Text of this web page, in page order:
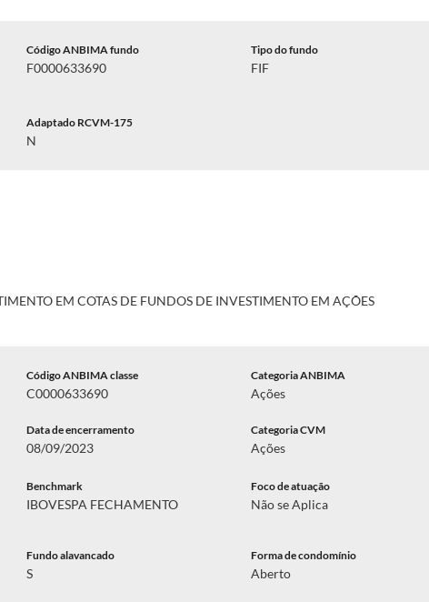
Código ANBIMA fundo
F0000633690
Tipo do fundo
FIF
Adaptado RCVM-175
N
EM COTAS DE FUNDOS DE INVESTIMENTO EM AÇÕES
Código ANBIMA classe
C0000633690
Categoria ANBIMA
Ações
Data de encerramento
08/09/2023
Categoria CVM
Ações
Benchmark
IBOVESPA FECHAMENTO
Foco de atuação
Não se Aplica
Fundo alavancado
S
Forma de condomínio
Aberto